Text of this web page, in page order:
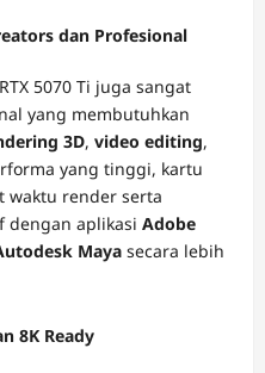
dan Profesional
5070 Ti juga sangat
yang membutuhkan
3D, video editing,
yang tinggi, kartu
waktu render serta
dengan aplikasi Adobe
Maya secara lebih
8K Ready